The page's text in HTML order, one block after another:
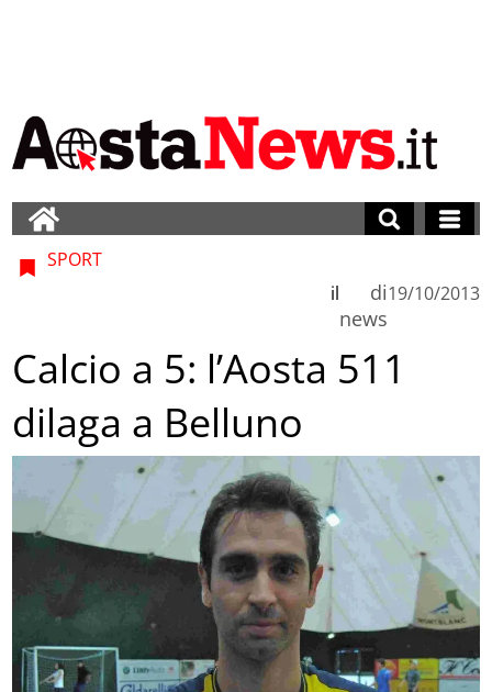
SPORT
di
news
il 19/10/2013
Calcio a 5: l’Aosta 511
dilaga a Belluno